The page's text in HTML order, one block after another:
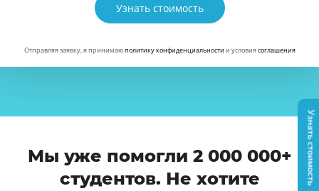
Узнать стоимость
Отправляя заявку, я принимаюполитику конфиденциальности и условиясоглашения
Мы уже помогли 2 000 000+
студентов. Не хотите
Узнать стоимость